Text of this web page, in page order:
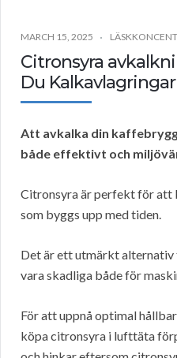
MARCH 15, 2025
Citronsyra
Du
Att avkalka din
både effektivt och
Citronsyra är perfekt för att
som byggs upp med tiden.
Det är ett utmärkt
vara skadliga både för
För att uppnå optimal
köpa citronsyra i lufttäta